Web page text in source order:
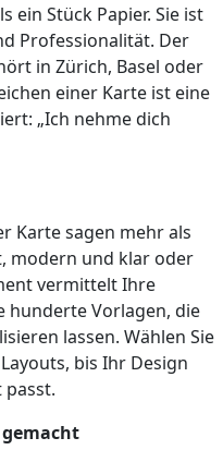
ein Stück Papier. Sie ist
Professionalität. Der
in Zürich, Basel oder
einer Karte ist eine
„Ich nehme dich
Karte sagen mehr als
modern und klar oder
vermittelt Ihre
hunderte Vorlagen, die
lassen. Wählen Sie
bis Ihr Design